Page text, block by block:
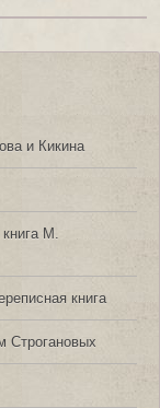
и Кикина
М.
книга
Строгановых